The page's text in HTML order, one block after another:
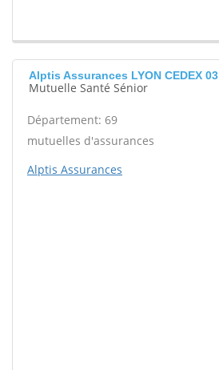
Alptis Assurances LYON CEDEX 03
Mutuelle Santé Sénior
Département: 69
mutuelles d'assurances
Alptis Assurances